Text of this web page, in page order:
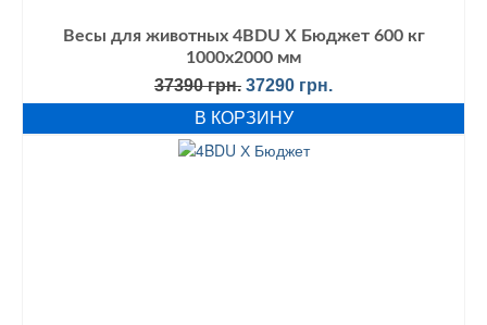
Весы для животных 4BDU Х Бюджет 600 кг
1000х2000 мм
37390грн. Первоначальная
цена
составляла
37390 грн..
37290 грн.Текущая
цена:
В КОРЗИНУ